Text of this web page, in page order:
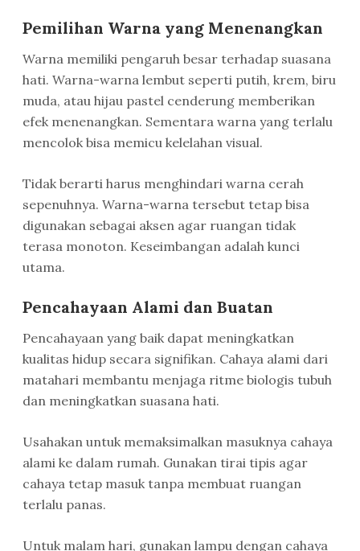
Pemilihan Warna yang Menenangkan
Warna memiliki pengaruh besar terhadap suasana
hati. Warna-warna lembut seperti putih, krem, biru
muda, atau hijau pastel cenderung memberikan
efek menenangkan. Sementara warna yang terlalu
mencolok bisa memicu kelelahan visual.
Tidak berarti harus menghindari warna cerah
sepenuhnya. Warna-warna tersebut tetap bisa
digunakan sebagai aksen agar ruangan tidak
terasa monoton. Keseimbangan adalah kunci
utama.
Pencahayaan Alami dan Buatan
Pencahayaan yang baik dapat meningkatkan
kualitas hidup secara signifikan. Cahaya alami dari
matahari membantu menjaga ritme biologis tubuh
dan meningkatkan suasana hati.
Usahakan untuk memaksimalkan masuknya cahaya
alami ke dalam rumah. Gunakan tirai tipis agar
cahaya tetap masuk tanpa membuat ruangan
terlalu panas.
Untuk malam hari, gunakan lampu dengan cahaya